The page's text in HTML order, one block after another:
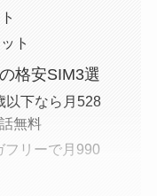
ト
格安SIM3選
以下なら月528
無料
フリーで月990